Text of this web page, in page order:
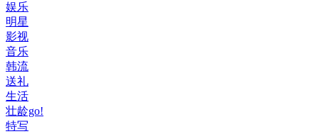
娱乐
明星
影视
音乐
韩流
送礼
生活
壮龄go!
特写